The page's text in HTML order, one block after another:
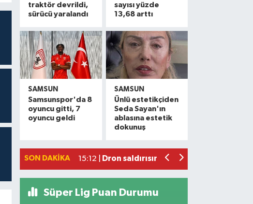
traktör devrildi,
sürücü yaralandı
sayısı yüzde
13,68 arttı
SAMSUN
Samsunspor'da 8
oyuncu gitti, 7
oyuncu geldi
SAMSUN
Ünlü estetikçiden
Seda Sayan'ın
ablasına estetik
dokunuş
SON DAKIKA
16:49 |
Dron saldırısına uğrayan geminin içi
Uyuşturucu operasyonunda 7 şüpheli
Atakum'da denize girenlere önemli
13:47 | Samsun'da 1 ton 160 litre kaçak etil
Süper Lig Puan Durumu